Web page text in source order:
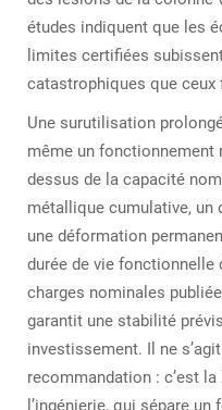
études indiquent que les
limites certifiées
catastrophiques que ceux
Une surutilisation
même un fonctionnement
dessus de la capacité
métallique cumulative, un
une déformation
durée de vie fonctionnelle
charges nominales
garantit une stabilité
investissement. Il ne
recommandation : c’est
l’ingénierie, qui sépare